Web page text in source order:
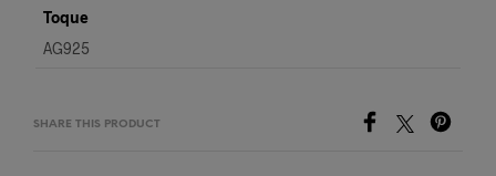
Toque
AG925
SHARE THIS PRODUCT